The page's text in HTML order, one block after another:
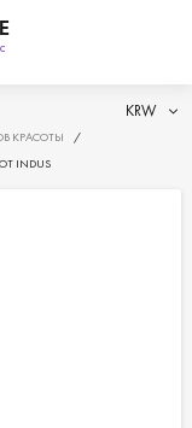
КРАСОТЫ
/
INDUS
KRW